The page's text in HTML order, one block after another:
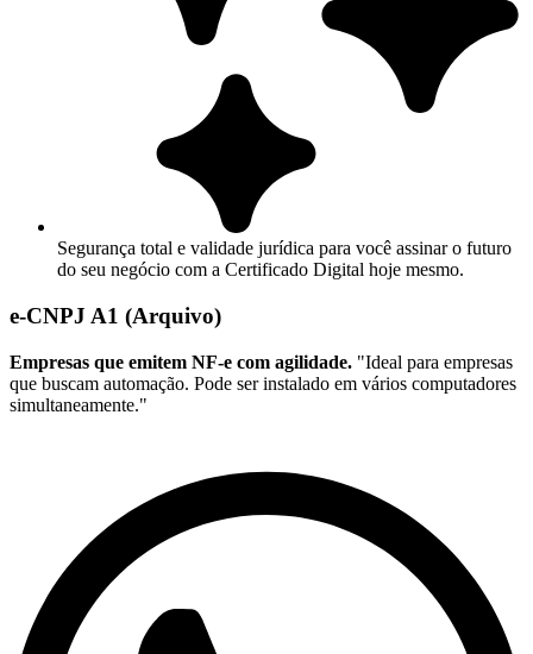
Segurança total e validade jurídica para você assinar o futuro
do seu negócio com a Certificado Digital hoje mesmo.
e-CNPJ A1 (Arquivo)
Empresas que emitem NF-e com agilidade. "Ideal para empresas
que buscam automação. Pode ser instalado em vários computadores
simultaneamente."